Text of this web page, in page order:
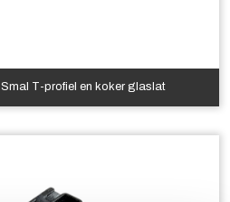
Smal T-profiel en koker glaslat